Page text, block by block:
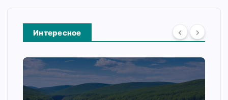
Интересное